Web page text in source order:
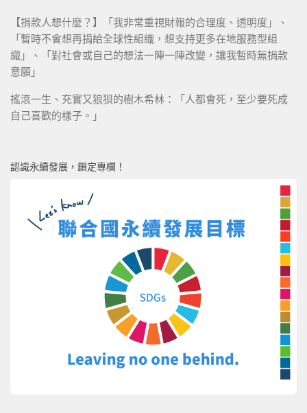
【捐款人想什麼？】「我非常重視財報的合理度、透明度」、
「暫時不會想再捐給全球性組織，想支持更多在地服務型組
織」、「對社會或自己的想法一陣一陣改變，讓我暫時無捐款
意願」
搖滾一生、充實又狼狽的樹木希林：「人都會死，至少要死成
自己喜歡的樣子。」
認識永續發展，鎖定專欄！